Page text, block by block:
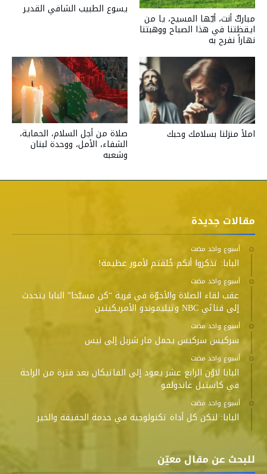
يسوع الطبيب الشافي القدير
مباركٌ أنت، أيّها المسيح، يا من
ايقظتنا في هذا الصباح ووهبتنا
نهاراً نفرح به
صلاة من أجل السلام، الحماية،
الشفاء، الأمل، ووحدة لبنان
وشعبه
املأ منزلنا بسلامك وحبك
مقالات جديدة
‫‫‫‏‫أسبوع واحد مضت‬
البابا: تذكروا أنكم خُلقتم لأمور عظيمة!
‫‫‫‏‫أسبوع واحد مضت‬
عقب لقاء الصلاة والأخوّة في قرية “كن مسبَّحا” البابا يتحدث
إلى قناتَي NBC وتيليموندو الأمريكيتين
‫‫‫‏‫أسبوع واحد مضت‬
سركيس سركيس يحمل مار شربل إلى نيس
‫‫‫‏‫أسبوع واحد مضت‬
البابا لاوُن الرابع عشر يعود إلى الفاتيكان بعد فترة من الراحة
في كاستيل غاندولفو
‫‫‫‏‫أسبوع واحد مضت‬
البابا: لتكن كل أداة تكنولوجية في خدمة الحقيقة والخير
للبحث عن مقال معيّن